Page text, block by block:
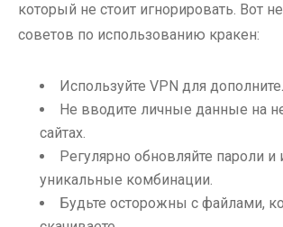
который не стоит игнорировать. Вот
советов по использованию кракен:
Используйте VPN для
Не вводите личные данные на
сайтах.
Регулярно обновляйте пароли и
уникальные комбинации.
Будьте осторожны с файлами,